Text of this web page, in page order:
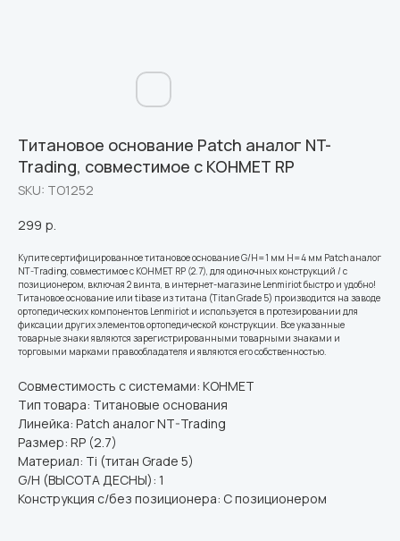
Титановое основание Patch аналог NT-
Trading, совместимое с КОНМЕТ RP
SKU: ТО1252
299 р.
Купите сертифицированное титановое основание G/H=1 мм H=4 мм Patch аналог
NT-Trading, совместимое с КОНМЕТ RP (2.7), для одиночных конструкций / с
позиционером, включая 2 винта, в интернет-магазине Lenmiriot быстро и удобно!
Титановое основание или tibase из титана (Titan Grade 5) производится на заводе
ортопедических компонентов Lenmiriot и используется в протезировании для
фиксации других элементов ортопедической конструкции. Все указанные
товарные знаки являются зарегистрированными товарными знаками и
торговыми марками правообладателя и являются его собственностью.
Совместимость с системами: КОНМЕТ
Тип товара: Титановые основания
Линейка: Patch аналог NT-Trading
Размер: RP (2.7)
Материал: Ti (титан Grade 5)
G/H (ВЫСОТА ДЕСНЫ): 1
Конструкция с/без позиционера: С позиционером